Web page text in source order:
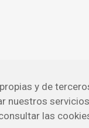
y de
nuestros
las